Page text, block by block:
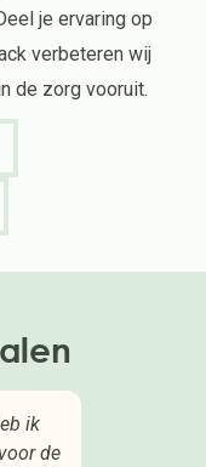
je ervaring op
verbeteren wij
de zorg vooruit.
1
Top